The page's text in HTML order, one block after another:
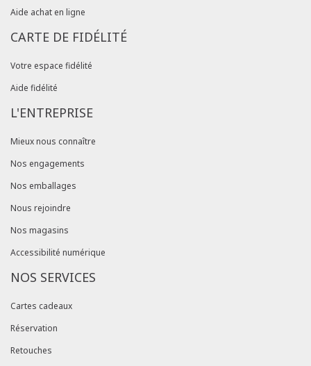
Aide achat en ligne
CARTE DE FIDÉLITÉ
Votre espace fidélité
Aide fidélité
L'ENTREPRISE
Mieux nous connaître
Nos engagements
Nos emballages
Nous rejoindre
Nos magasins
Accessibilité numérique
NOS SERVICES
Cartes cadeaux
Réservation
Retouches